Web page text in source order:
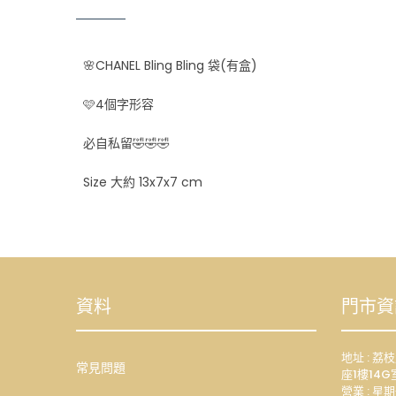
🌸CHANEL Bling Bling 袋(有盒)
🩷4個字形容
必自私留🤣🤣🤣
Size 大約 13x7x7 cm
資料
常見問題
門市
地址 : 荔
座1樓
營業 : 星